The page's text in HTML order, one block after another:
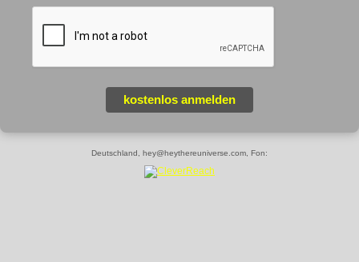
kostenlos anmelden
Deutschland, hey@heythereuniverse.com, Fon: